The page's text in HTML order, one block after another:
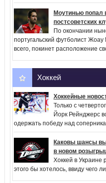
Моутинью попал
постсоветских
По окончании
португальский футболист
всего, покинет расположение
Хоккей
Хоккейные
Только с
Йорк Рейнджерс
одержать победу над
Каковы шансы
в новом
Хоккей в Украине
этого бы хотелось, ввиду чего